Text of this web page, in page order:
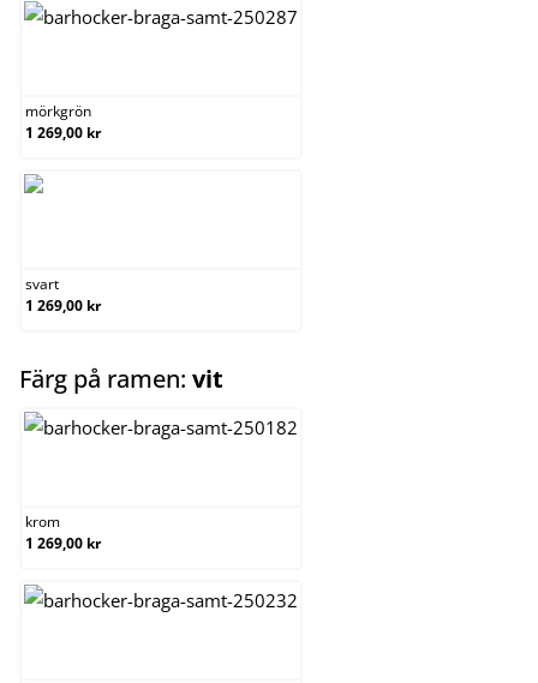
mörkgrön
1 269,00 kr
svart
1 269,00 kr
Färg på ramen: vit
krom
1 269,00 kr